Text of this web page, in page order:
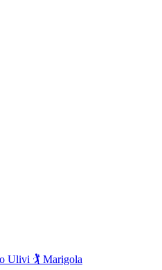
Ulivi 🏌️ Marigola